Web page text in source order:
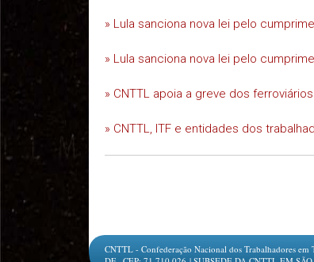
» Lula sanciona nova lei pelo
» Lula sanciona nova lei pelo
» CNTTL apoia a greve dos
» CNTTL, ITF e entidades dos
CNTTL - Confederação Nacional dos Trabalhadores em